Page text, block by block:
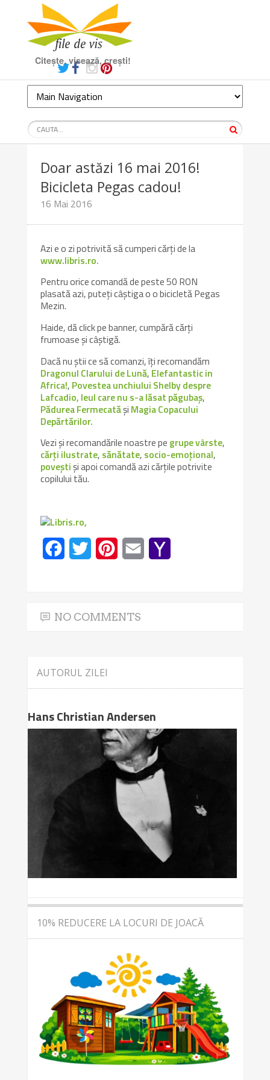
Citește, visează, crești!
Doar astăzi 16 mai 2016!
Bicicleta Pegas cadou!
16 Mai 2016
Azi e o zi potrivită să cumperi cărți de la
www.libris.ro.
Pentru orice comandă de peste 50 RON
plasată azi, puteți câștiga o o bicicletă Pegas
Mezin.
Haide, dă click pe banner, cumpără cărți
frumoase și câștigă.
Dacă nu știi ce să comanzi, îți recomandăm
Dragonul Clarului de Lună, Elefantastic in
Africa!, Povestea unchiului Shelby despre
Lafcadio, leul care nu s-a lăsat păgubaș,
Pădurea Fermecatăși Magia Copacului
Depărtărilor.
Vezi și recomandările noastre pe grupe vârste,
cărți ilustrate, sănătate, socio-emoțional,
poveștiși apoi comandă azi cărțile potrivite
copilului tău.
,
Facebook
Twitter PinterestEmail
NO COMMENTS
AUTORUL ZILEI
Hans Christian Andersen
10% REDUCERE LA LOCURI DE JOACĂ